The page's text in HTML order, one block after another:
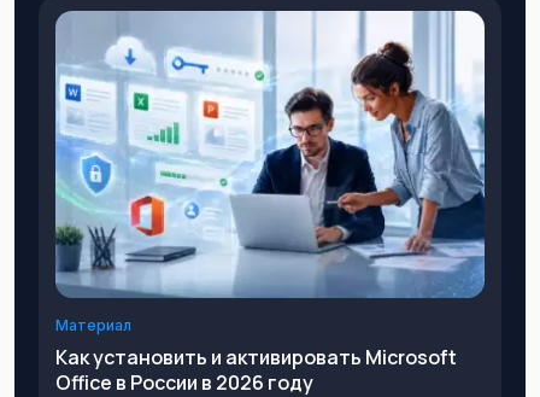
Материал
Как установить и активировать Microsoft
Office в России в 2026 году